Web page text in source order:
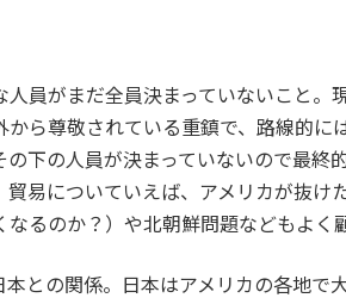
員がまだ全員決まっていないこと。
ら尊敬されている重鎮で、路線的に
下の人員が決まっていないので最終
易についていえば、アメリカが抜け
るのか？）や北朝鮮問題などもよく
との関係。日本はアメリカの各地で